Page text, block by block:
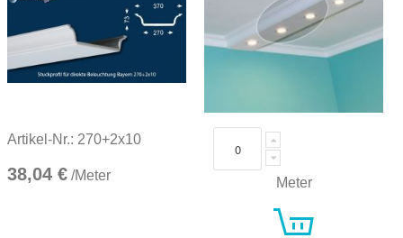
Artikel-Nr.: 270+2x10
38,04 € /Meter Meter